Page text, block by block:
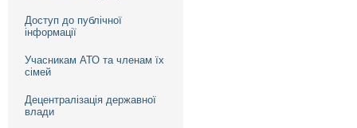
Доступ до публічної
інформації
Учасникам АТО та членам їх
сімей
Децентралізація державної
влади